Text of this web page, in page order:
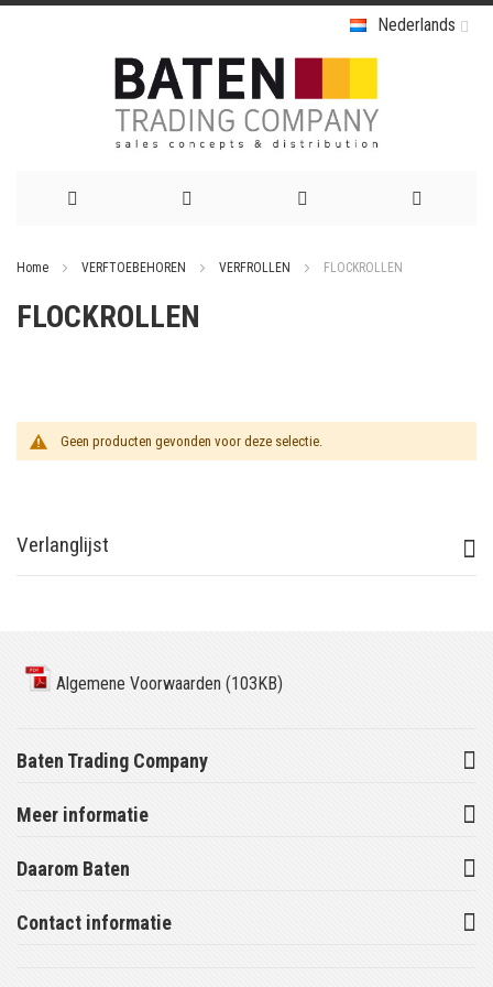
Nederlands
de
Home VERFTOEBEHOREN VERFROLLEN FLOCKROLLEN
FLOCKROLLEN
Geen producten gevonden voor deze selectie.
Verlanglijst
Algemene Voorwaarden (103KB)
Baten Trading Company
Meer informatie
Daarom Baten
Contact informatie